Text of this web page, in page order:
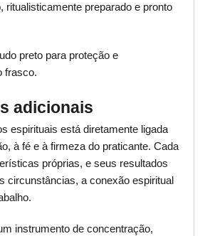
ritualisticamente preparado e pronto
preto para proteção e
frasco.
adicionais
espirituais está diretamente ligada
à fé e à firmeza do praticante. Cada
próprias, e seus resultados
circunstâncias, a conexão espiritual
instrumento de concentração,